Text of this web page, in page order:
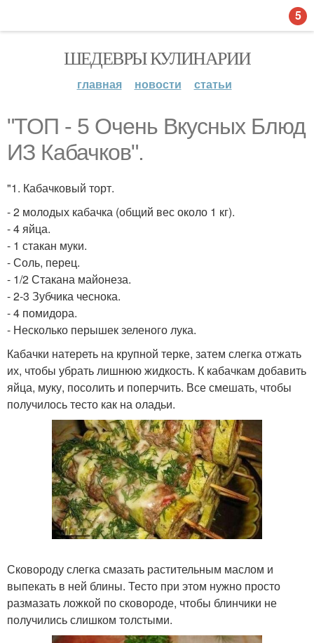
ШЕДЕВРЫ КУЛИНАРИИ
главная новости статьи
"ТОП - 5 Очень Вкусных Блюд
ИЗ Кабачков".
"1. Кабачковый торт.
- 2 молодых кабачка (общий вес около 1 кг).
- 4 яйца.
- 1 стакан муки.
- Соль, перец.
- 1/2 Стакана майонеза.
- 2-3 Зубчика чеснока.
- 4 помидора.
- Несколько перышек зеленого лука.
Кабачки натереть на крупной терке, затем слегка отжать
их, чтобы убрать лишнюю жидкость. К кабачкам добавить
яйца, муку, посолить и поперчить. Все смешать, чтобы
получилось тесто как на оладьи.
Сковороду слегка смазать растительным маслом и
выпекать в ней блины. Тесто при этом нужно просто
размазать ложкой по сковороде, чтобы блинчики не
получились слишком толстыми.
5